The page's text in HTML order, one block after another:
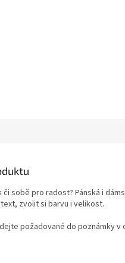
sobě pro radost? Pánská i
zvolit si barvu i velikost.
požadované do poznámky